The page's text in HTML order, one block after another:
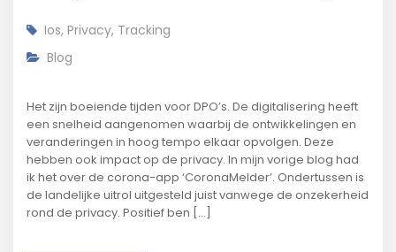
Ios, Privacy, Tracking
Blog
Het zijn boeiende tijden voor DPO’s. De digitalisering heeft
een snelheid aangenomen waarbij de ontwikkelingen en
veranderingen in hoog tempo elkaar opvolgen. Deze
hebben ook impact op de privacy. In mijn vorige blog had
ik het over de corona-app ‘CoronaMelder’. Ondertussen is
de landelijke uitrol uitgesteld juist vanwege de onzekerheid
rond de privacy. Positief ben […]